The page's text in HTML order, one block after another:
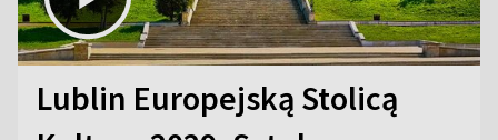
Lublin Europejską Stolicą